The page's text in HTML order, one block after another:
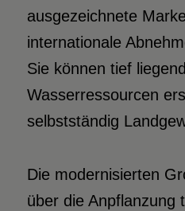
ausgezeichnete
internationale
Sie können tief
Wasserressourcen
selbstständig
Die modernisierten
über die Anpflanzung